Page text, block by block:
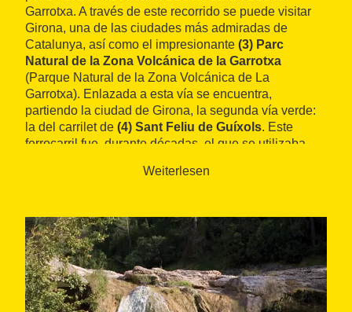
Garrotxa. A través de este recorrido se puede visitar
Girona, una de las ciudades más admiradas de
Catalunya, así como el impresionante (3) Parc
Natural de la Zona Volcánica de la Garrotxa
(Parque Natural de la Zona Volcánica de La
Garrotxa). Enlazada a esta vía se encuentra,
partiendo la ciudad de Girona, la segunda vía verde:
la del carrilet de (4) Sant Feliu de Guíxols. Este
ferrocarril fue, durante décadas, el que se utilizaba
Sant Feliu, que hoy en día siguen manteniendo
Baix Empordà hasta llegar a las encantadoras playas
de la Costa Brava, uno de los tesoros del paisaje
catalán. La otra vía verde de Girona es la vía del Ferro
i del Carbó, un trayecto que nace en el pueblo de(5)
Ripoll, donde cabe destacar el precioso monasterio
de Santa Maria, para seguir subiendo hacia las(6)
Weiterlesen